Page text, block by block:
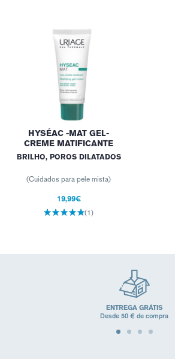
HYSÉAC -MAT GEL-
CREME MATIFICANTE
BRILHO, POROS DILATADOS
(Cuidados para pele mista)
19,99€
(1)
ENTREGA GRÁTIS
Desde 50 € de compra